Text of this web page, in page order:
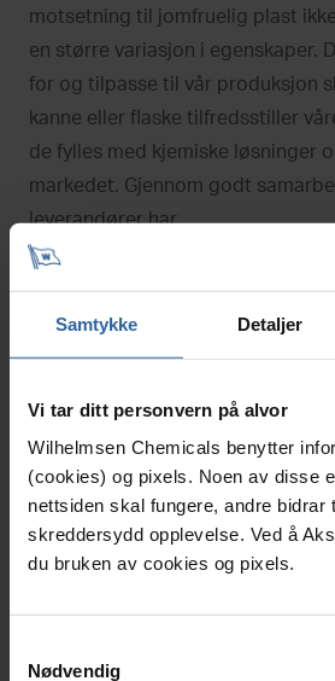
Samtykke Detaljer
Vi tar ditt personvern på alvor
Wilhelmsen Chemicals benytter
(cookies) og pixels. Noen av disse
nettsiden skal fungere, andre bidrar
skreddersydd opplevelse. Ved å
du bruken av cookies og pixels.
Nødvendig
motsetning til jomfruelig plast
en større variasjon i egenskaper.
for og tilpasse til vår produksjon
kanne eller flaske tilfredsstiller
de fylles med kjemiske løsninger
markedet. Gjennom godt
leverandører har...
Ny transportavtale